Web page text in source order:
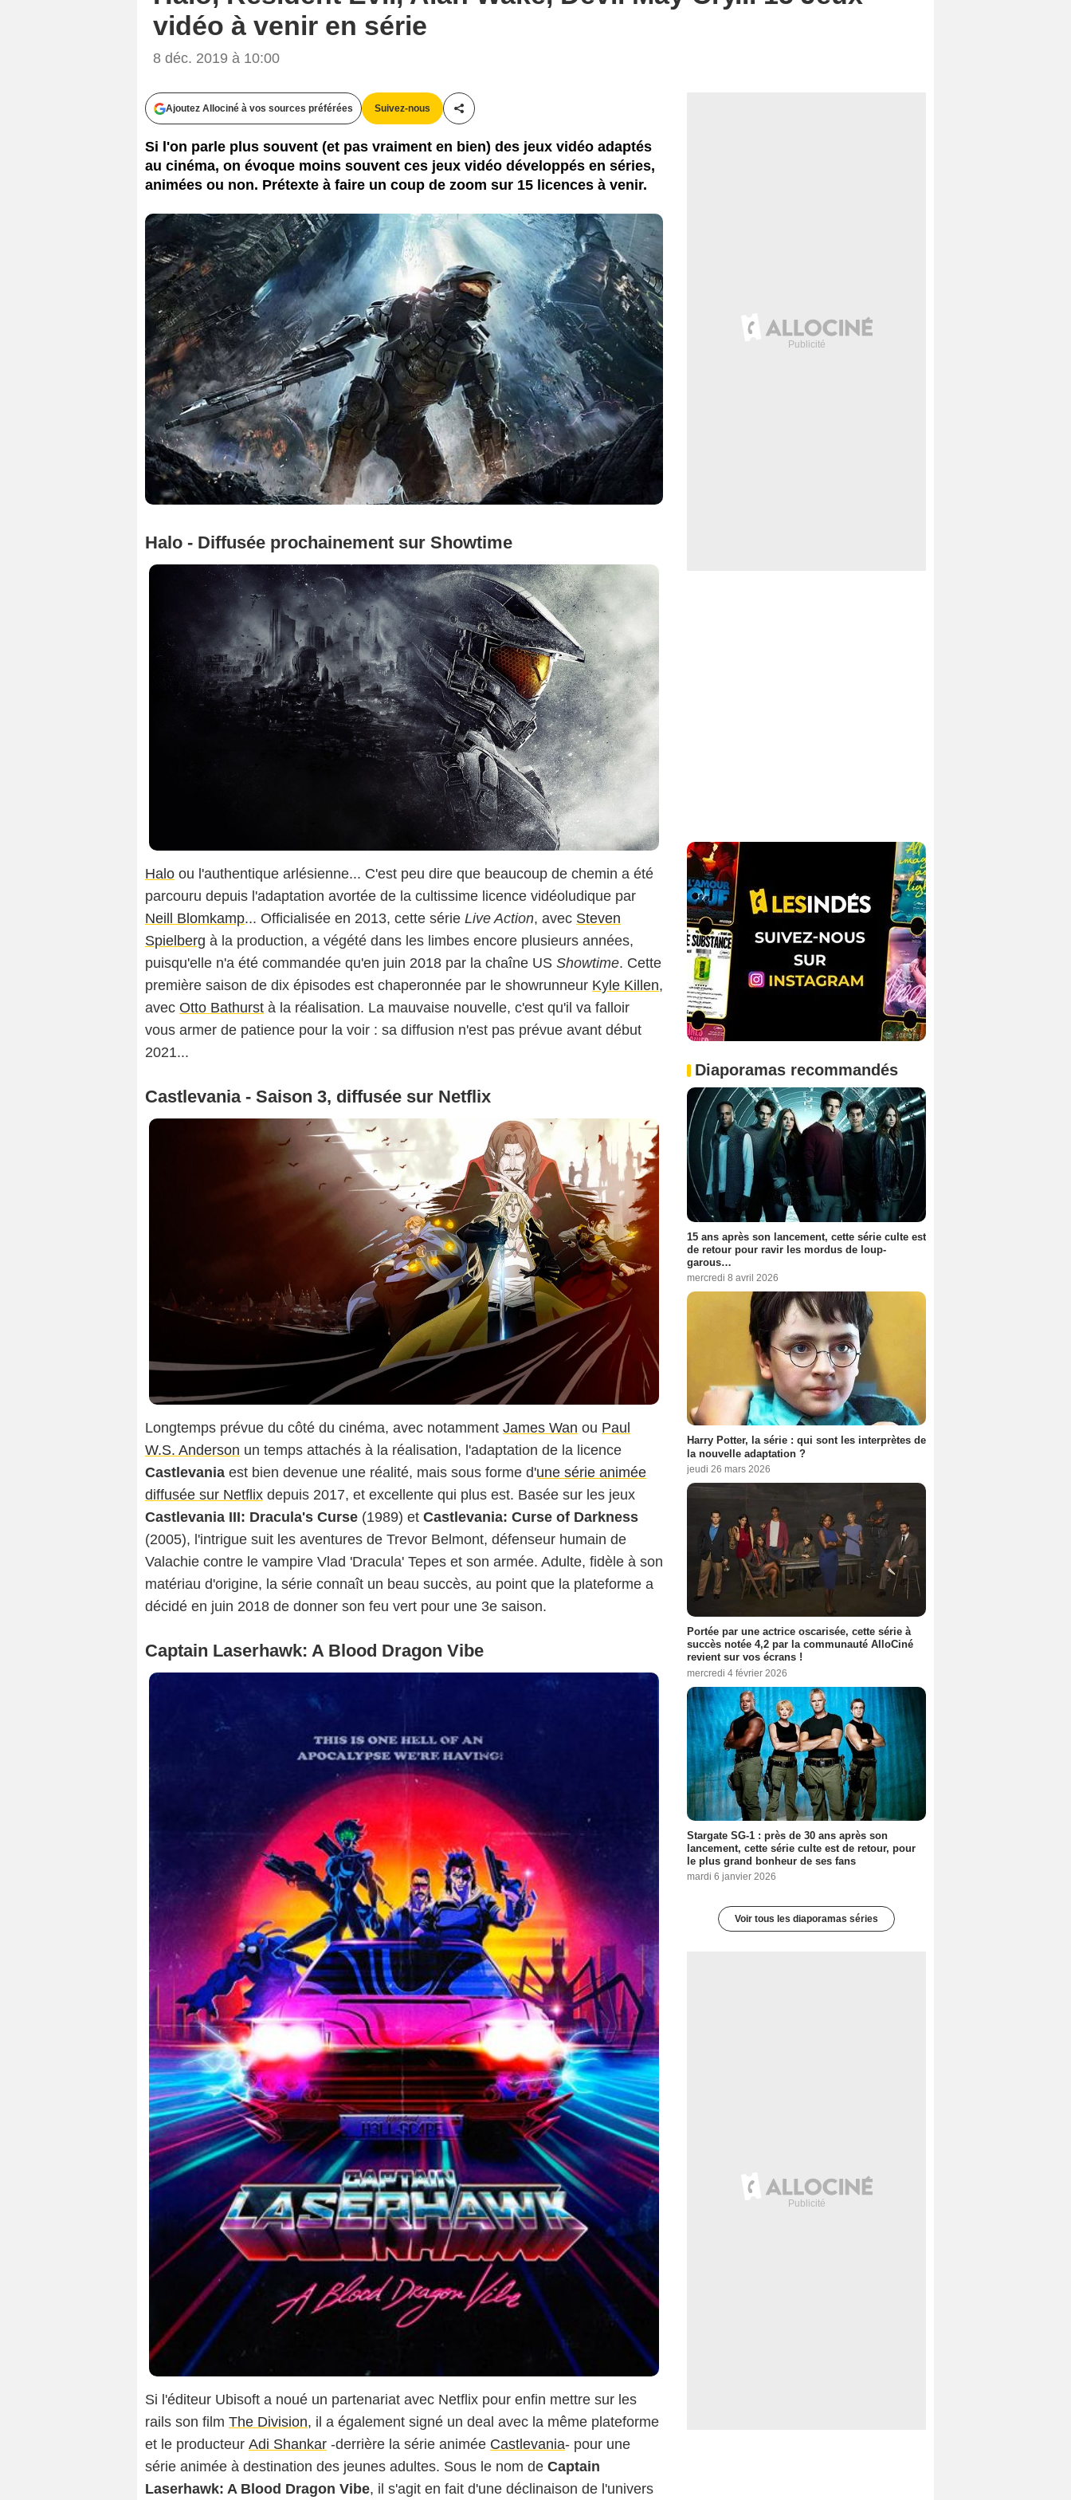
vidéo à venir en série
8 déc. 2019 à 10:00
Ajoutez Allociné à vos sources préférées Suivez-nous
Partager cet article
Si l'on parle plus souvent (et pas vraiment en bien) des jeux vidéo adaptés
au cinéma, on évoque moins souvent ces jeux vidéo développés en séries,
animées ou non. Prétexte à faire un coup de zoom sur 15 licences à venir.
Halo - Diffusée prochainement sur Showtime
Halo ou l'authentique arlésienne... C'est peu dire que beaucoup de chemin a été
parcouru depuis l'adaptation avortée de la cultissime licence vidéoludique par
Neill Blomkamp... Officialisée en 2013, cette série Live Action, avec Steven
Spielberg à la production, a végété dans les limbes encore plusieurs années,
puisqu'elle n'a été commandée qu'en juin 2018 par la chaîne US Showtime. Cette
première saison de dix épisodes est chaperonnée par le showrunneur Kyle Killen,
avec Otto Bathurst à la réalisation. La mauvaise nouvelle, c'est qu'il va falloir
vous armer de patience pour la voir : sa diffusion n'est pas prévue avant début
2021...
Castlevania - Saison 3, diffusée sur Netflix
Longtemps prévue du côté du cinéma, avec notamment James Wan ou Paul
W.S. Anderson un temps attachés à la réalisation, l'adaptation de la licence
Castlevania est bien devenue une réalité, mais sous forme d'une série animée
diffusée sur Netflix depuis 2017, et excellente qui plus est. Basée sur les jeux
Castlevania III: Dracula's Curse (1989) et Castlevania: Curse of Darkness
(2005), l'intrigue suit les aventures de Trevor Belmont, défenseur humain de
Valachie contre le vampire Vlad 'Dracula' Tepes et son armée. Adulte, fidèle à son
matériau d'origine, la série connaît un beau succès, au point que la plateforme a
décidé en juin 2018 de donner son feu vert pour une 3e saison.
Captain Laserhawk: A Blood Dragon Vibe
Si l'éditeur Ubisoft a noué un partenariat avec Netflix pour enfin mettre sur les
rails son film The Division, il a également signé un deal avec la même plateforme
et le producteur Adi Shankar -derrière la série animée Castlevania- pour une
série animée à destination des jeunes adultes. Sous le nom de Captain
Laserhawk: A Blood Dragon Vibe, il s'agit en fait d'une déclinaison de l'univers
Diaporamas recommandés
15 ans après son lancement, cette série culte est
de retour pour ravir les mordus de loup-
garous…
mercredi 8 avril 2026
Harry Potter, la série : qui sont les interprètes de
la nouvelle adaptation ?
jeudi 26 mars 2026
Portée par une actrice oscarisée, cette série à
succès notée 4,2 par la communauté AlloCiné
revient sur vos écrans !
mercredi 4 février 2026
Stargate SG-1 : près de 30 ans après son
lancement, cette série culte est de retour, pour
le plus grand bonheur de ses fans
mardi 6 janvier 2026
Voir tous les diaporamas séries